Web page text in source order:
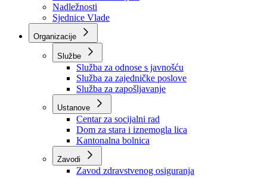
Ministarstvo za boračka pitanja
Ministarstvo za finansije
Ured Vlade i Premijera
Nadležnosti
Sjednice Vlade
Organizacije
Službe
Služba za odnose s javnošću
Služba za zajedničke poslove
Služba za zapošljavanje
Ustanove
Centar za socijalni rad
Dom za stara i iznemogla lica
Kantonalna bolnica